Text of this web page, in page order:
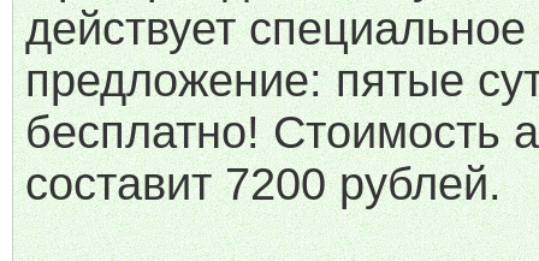
действует специальное
предложение: пятые
бесплатно! Стоимость
составит 7200 рублей.